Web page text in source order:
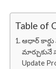
Table of
ఆధార్
మార్చుకునే
Update